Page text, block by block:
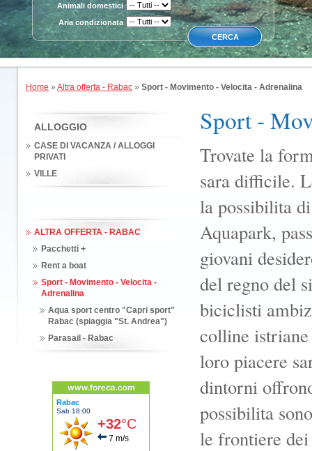
Animali domestici
Aria condizionata
Home » Altra offerta - Rabac » Sport - Movimento - Velocita - Adrenalina
ALLOGGIO
CASE DI VACANZA / ALLOGGI
PRIVATI
VILLE
ALTRA OFFERTA - RABAC
Pacchetti +
Rent a boat
Sport - Movimento - Velocita -
Adrenalina
Aqua sport centro "Capri sport"
Rabac (spiaggia "St. Andrea")
Parasail - Rabac
Sport -
Trovate la
sara difficile.
la possibilita
Aquapark,
giovani
del regno del
biciclisti
colline
loro piacere
dintorni
possibilita
le frontiere